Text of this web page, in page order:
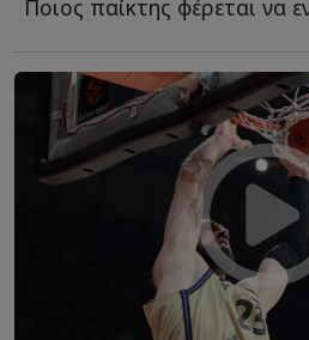
Ποιος παίκτης φέρεται να